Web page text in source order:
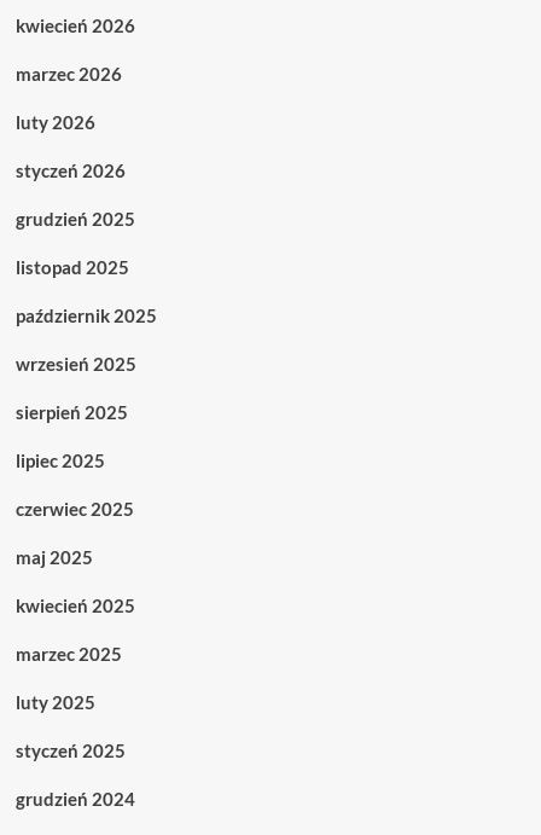
kwiecień 2026
marzec 2026
luty 2026
styczeń 2026
grudzień 2025
listopad 2025
październik 2025
wrzesień 2025
sierpień 2025
lipiec 2025
czerwiec 2025
maj 2025
kwiecień 2025
marzec 2025
luty 2025
styczeń 2025
grudzień 2024